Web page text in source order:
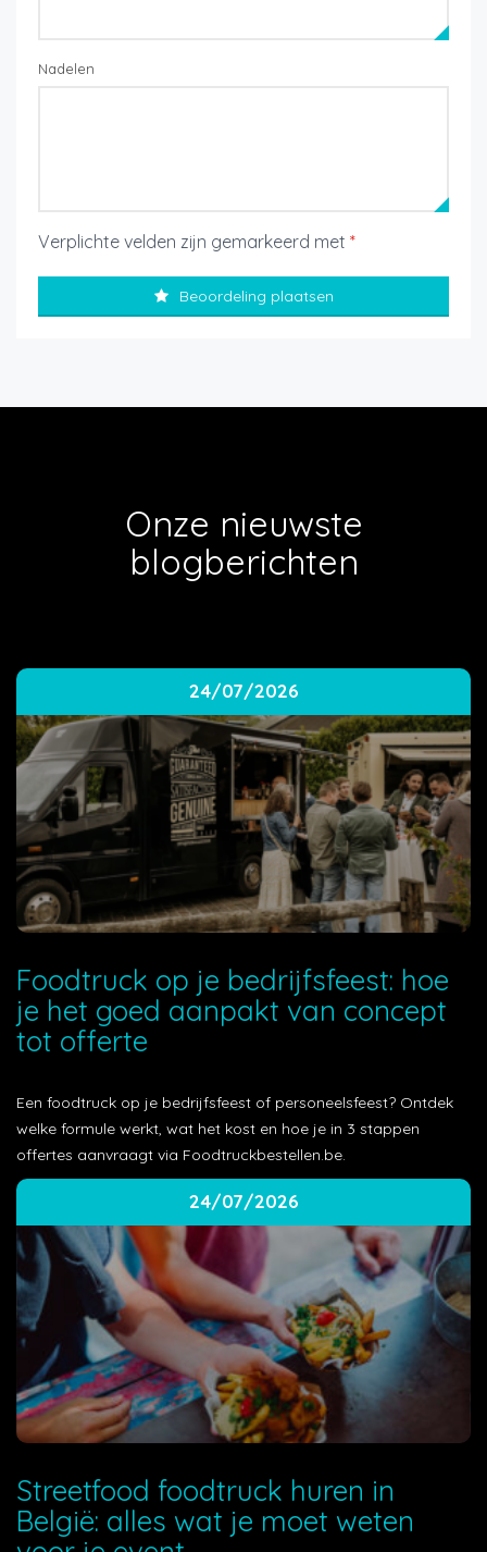
Nadelen
Verplichte velden zijn gemarkeerd met *
Beoordeling plaatsen
Onze nieuwste
blogberichten
24/07/2026
Foodtruck op je bedrijfsfeest: hoe
je het goed aanpakt van concept
tot offerte
Een foodtruck op je bedrijfsfeest of personeelsfeest? Ontdek
welke formule werkt, wat het kost en hoe je in 3 stappen
offertes aanvraagt via Foodtruckbestellen.be.
24/07/2026
Streetfood foodtruck huren in
België: alles wat je moet weten